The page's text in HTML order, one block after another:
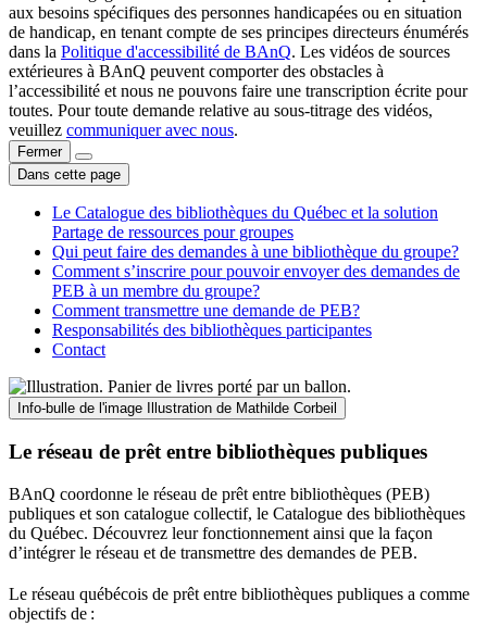
aux besoins spécifiques des personnes handicapées ou en situation
de handicap, en tenant compte de ses principes directeurs énumérés
dans la Politique d'accessibilité de BAnQ. Les vidéos de sources
extérieures à BAnQ peuvent comporter des obstacles à
l’accessibilité et nous ne pouvons faire une transcription écrite pour
toutes. Pour toute demande relative au sous-titrage des vidéos,
veuillez communiquer avec nous.
Fermer
Dans cette page
Le Catalogue des bibliothèques du Québec et la solution
Partage de ressources pour groupes
Qui peut faire des demandes à une bibliothèque du groupe?
Comment s’inscrire pour pouvoir envoyer des demandes de
PEB à un membre du groupe?
Comment transmettre une demande de PEB?
Responsabilités des bibliothèques participantes
Contact
Info-bulle de l'image Illustration de Mathilde Corbeil
Le réseau de prêt entre bibliothèques publiques
BAnQ coordonne le réseau de prêt entre bibliothèques (PEB)
publiques et son catalogue collectif, le Catalogue des bibliothèques
du Québec. Découvrez leur fonctionnement ainsi que la façon
d’intégrer le réseau et de transmettre des demandes de PEB.
Le réseau québécois de prêt entre bibliothèques publiques a comme
objectifs de :